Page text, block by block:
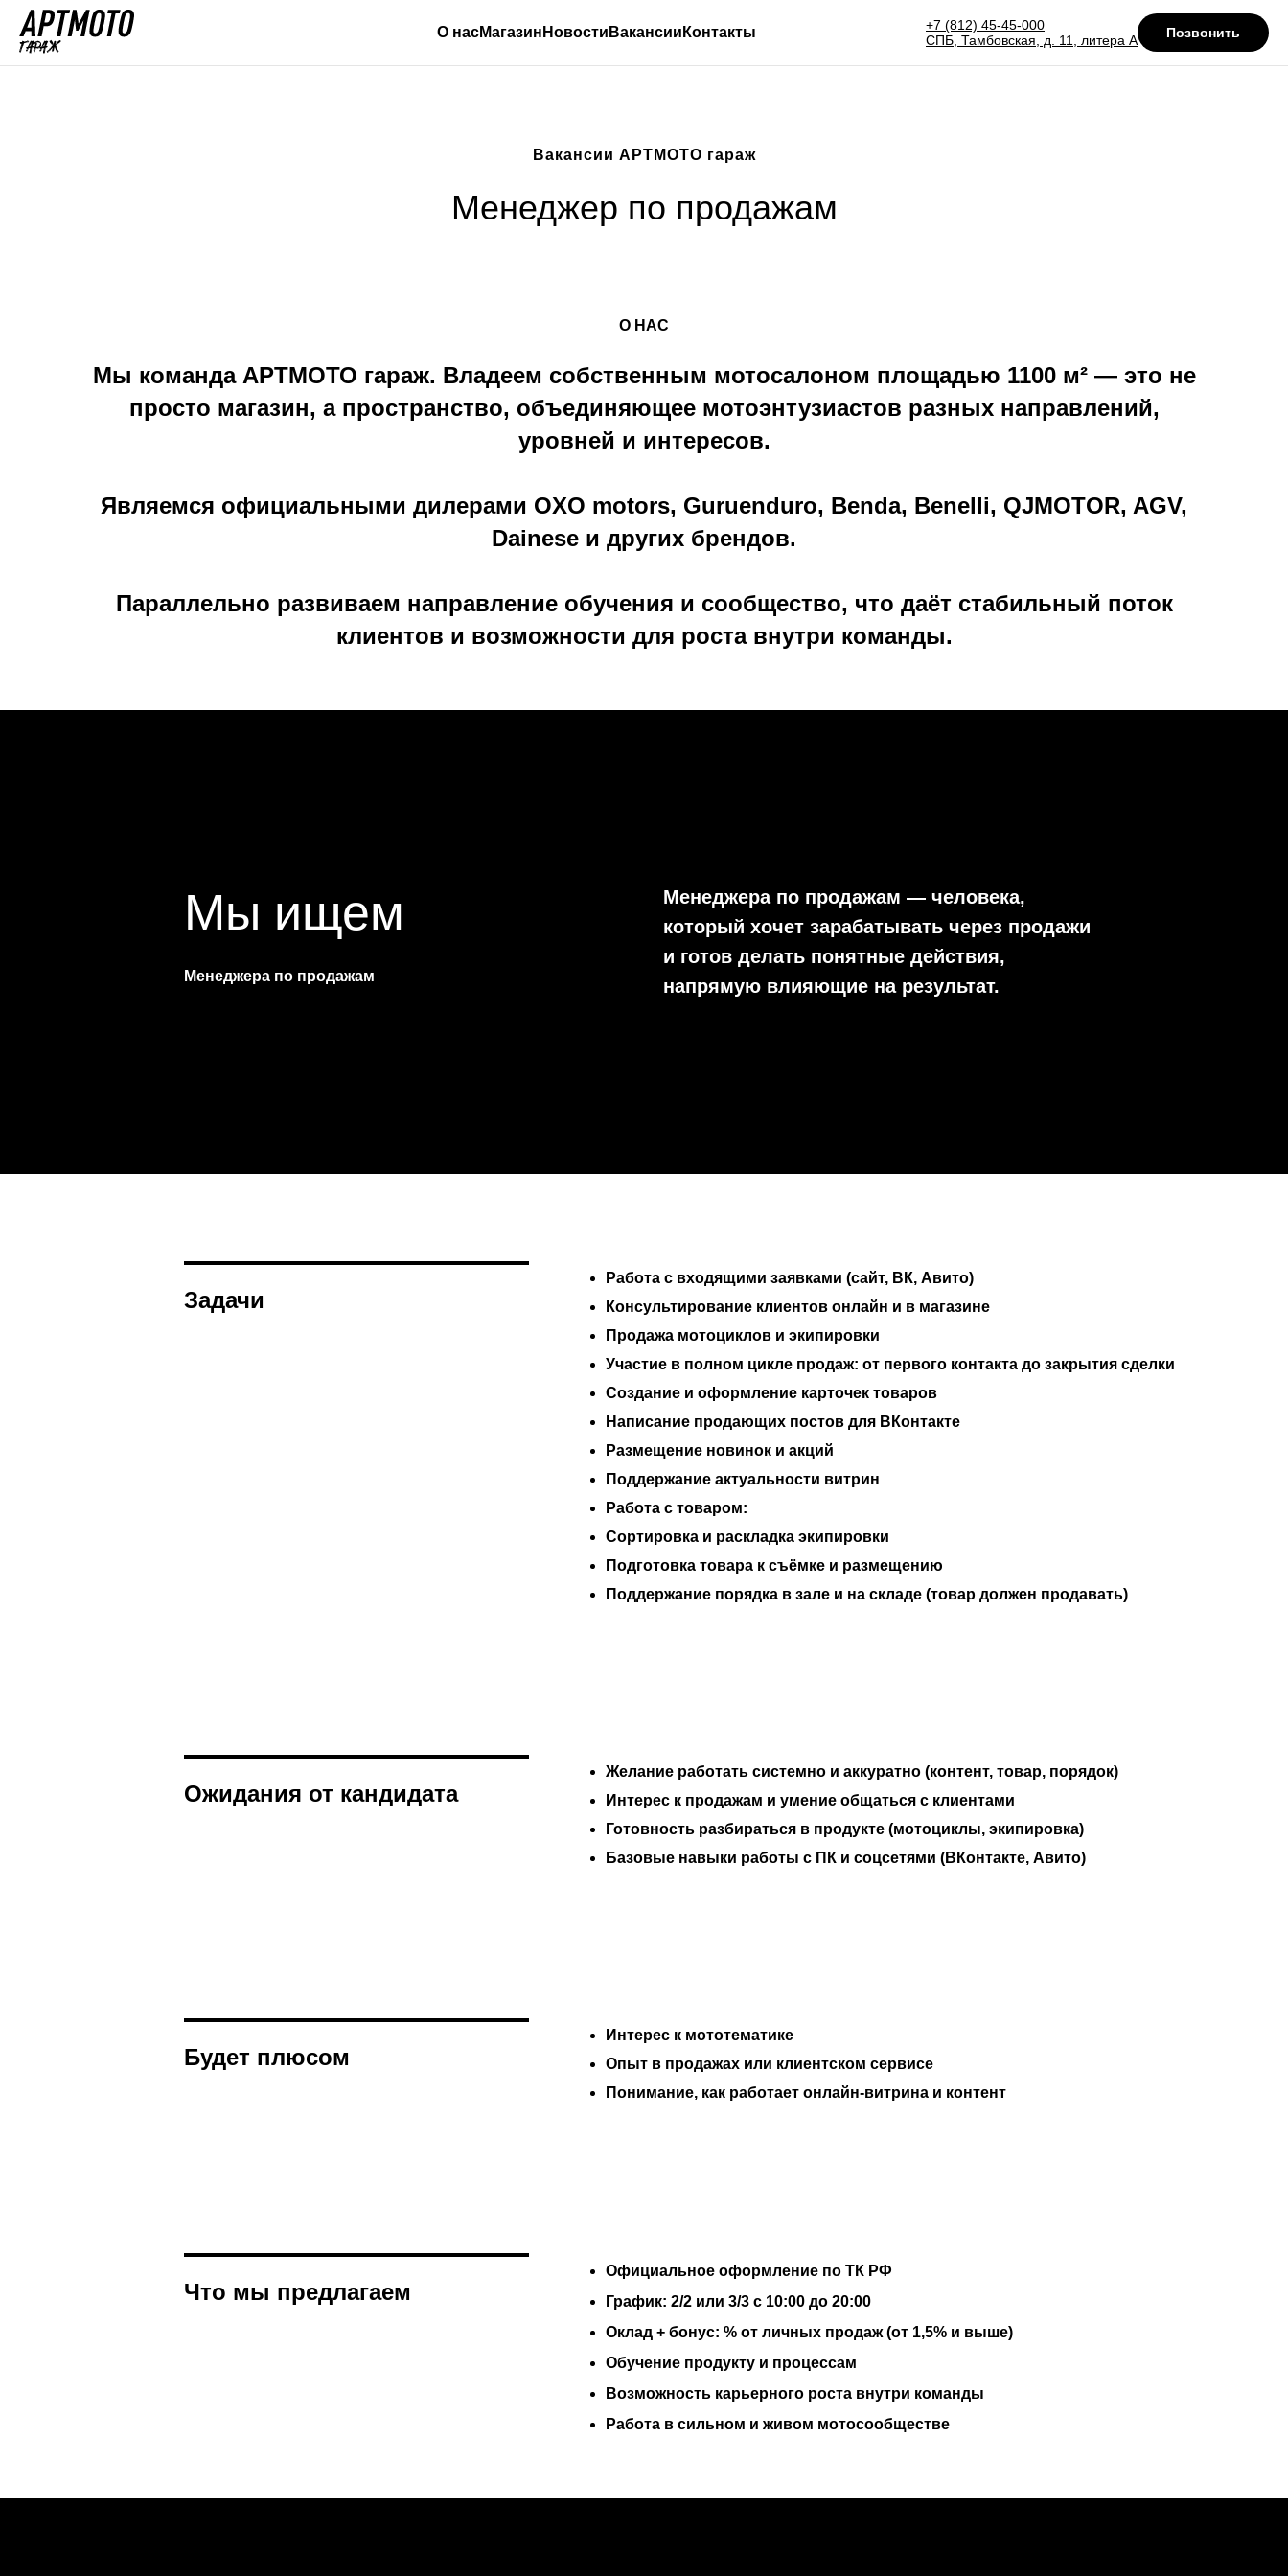
О насМагазин Новости Вакансии Контакты
+7 (812) 45-45-000
СПБ, Тамбовская, д. 11, литера А
Позвонить
Вакансии АРТМОТО гараж
Менеджер по продажам
О НАС
Мы команда АРТМОТО гараж. Владеем собственным мотосалоном площадью 1100 м² — это не
просто магазин, а пространство, объединяющее мотоэнтузиастов разных направлений,
уровней и интересов.
Являемся официальными дилерами OXO motors, Guruenduro, Benda, Benelli, QJMOTOR, AGV,
Dainese и других брендов.
Параллельно развиваем направление обучения и сообщество, что даёт стабильный поток
клиентов и возможности для роста внутри команды.
Мы ищем
Менеджера по продажам
Менеджера по продажам — человека,
который хочет зарабатывать через продажи
и готов делать понятные действия,
напрямую влияющие на результат.
Задачи
Работа с входящими заявками (сайт, ВК, Авито)
Консультирование клиентов онлайн и в магазине
Продажа мотоциклов и экипировки
Участие в полном цикле продаж: от первого контакта до закрытия сделки
Создание и оформление карточек товаров
Написание продающих постов для ВКонтакте
Размещение новинок и акций
Поддержание актуальности витрин
Работа с товаром:
Сортировка и раскладка экипировки
Подготовка товара к съёмке и размещению
Поддержание порядка в зале и на складе (товар должен продавать)
Ожидания от кандидата
Желание работать системно и аккуратно (контент, товар, порядок)
Интерес к продажам и умение общаться с клиентами
Готовность разбираться в продукте (мотоциклы, экипировка)
Базовые навыки работы с ПК и соцсетями (ВКонтакте, Авито)
Будет плюсом
Интерес к мототематике
Опыт в продажах или клиентском сервисе
Понимание, как работает онлайн-витрина и контент
Что мы предлагаем
Официальное оформление по ТК РФ
График: 2/2 или 3/3 с 10:00 до 20:00
Оклад + бонус: % от личных продаж (от 1,5% и выше)
Обучение продукту и процессам
Возможность карьерного роста внутри команды
Работа в сильном и живом мотосообществе